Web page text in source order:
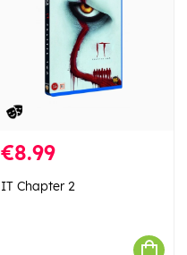
€8.99
IT Chapter 2